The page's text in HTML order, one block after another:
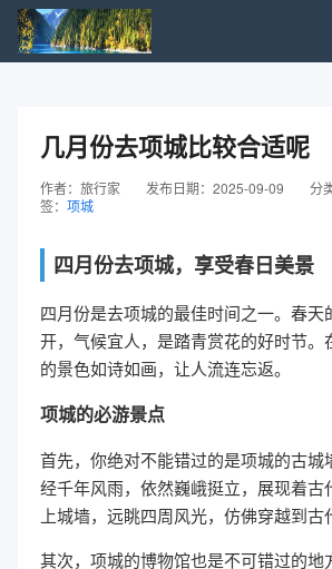
几月份去项城比较合适呢
作者：旅行家 发布日期：2025-09-09 分
签： 项城
四月份去项城，享受春日美景
四月份是去项城的最佳时间之一。春天
开，气候宜人，是踏青赏花的好时节。
的景色如诗如画，让人流连忘返。
项城的必游景点
首先，你绝对不能错过的是项城的古城
经千年风雨，依然巍峨挺立，展现着古
上城墙，远眺四周风光，仿佛穿越到古
其次，项城的博物馆也是不可错过的地